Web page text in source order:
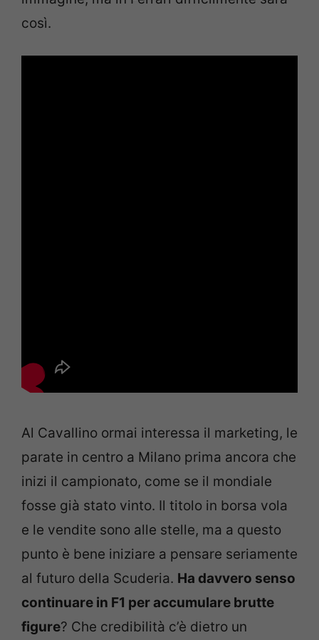
così.
Al Cavallino ormai interessa il marketing, le
parate in centro a Milano prima ancora che
inizi il campionato, come se il mondiale
fosse già stato vinto. Il titolo in borsa vola
e le vendite sono alle stelle, ma a questo
punto è bene iniziare a pensare seriamente
al futuro della Scuderia. Ha davvero senso
continuare in F1 per accumulare brutte
figure? Che credibilità c’è dietro un